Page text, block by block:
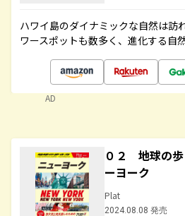
ハワイ島のダイナミックな自然は訪
ワースポットも数多く、進化する自
AD
０２ 地球の
ーヨーク
Plat
2024.08.08 発売